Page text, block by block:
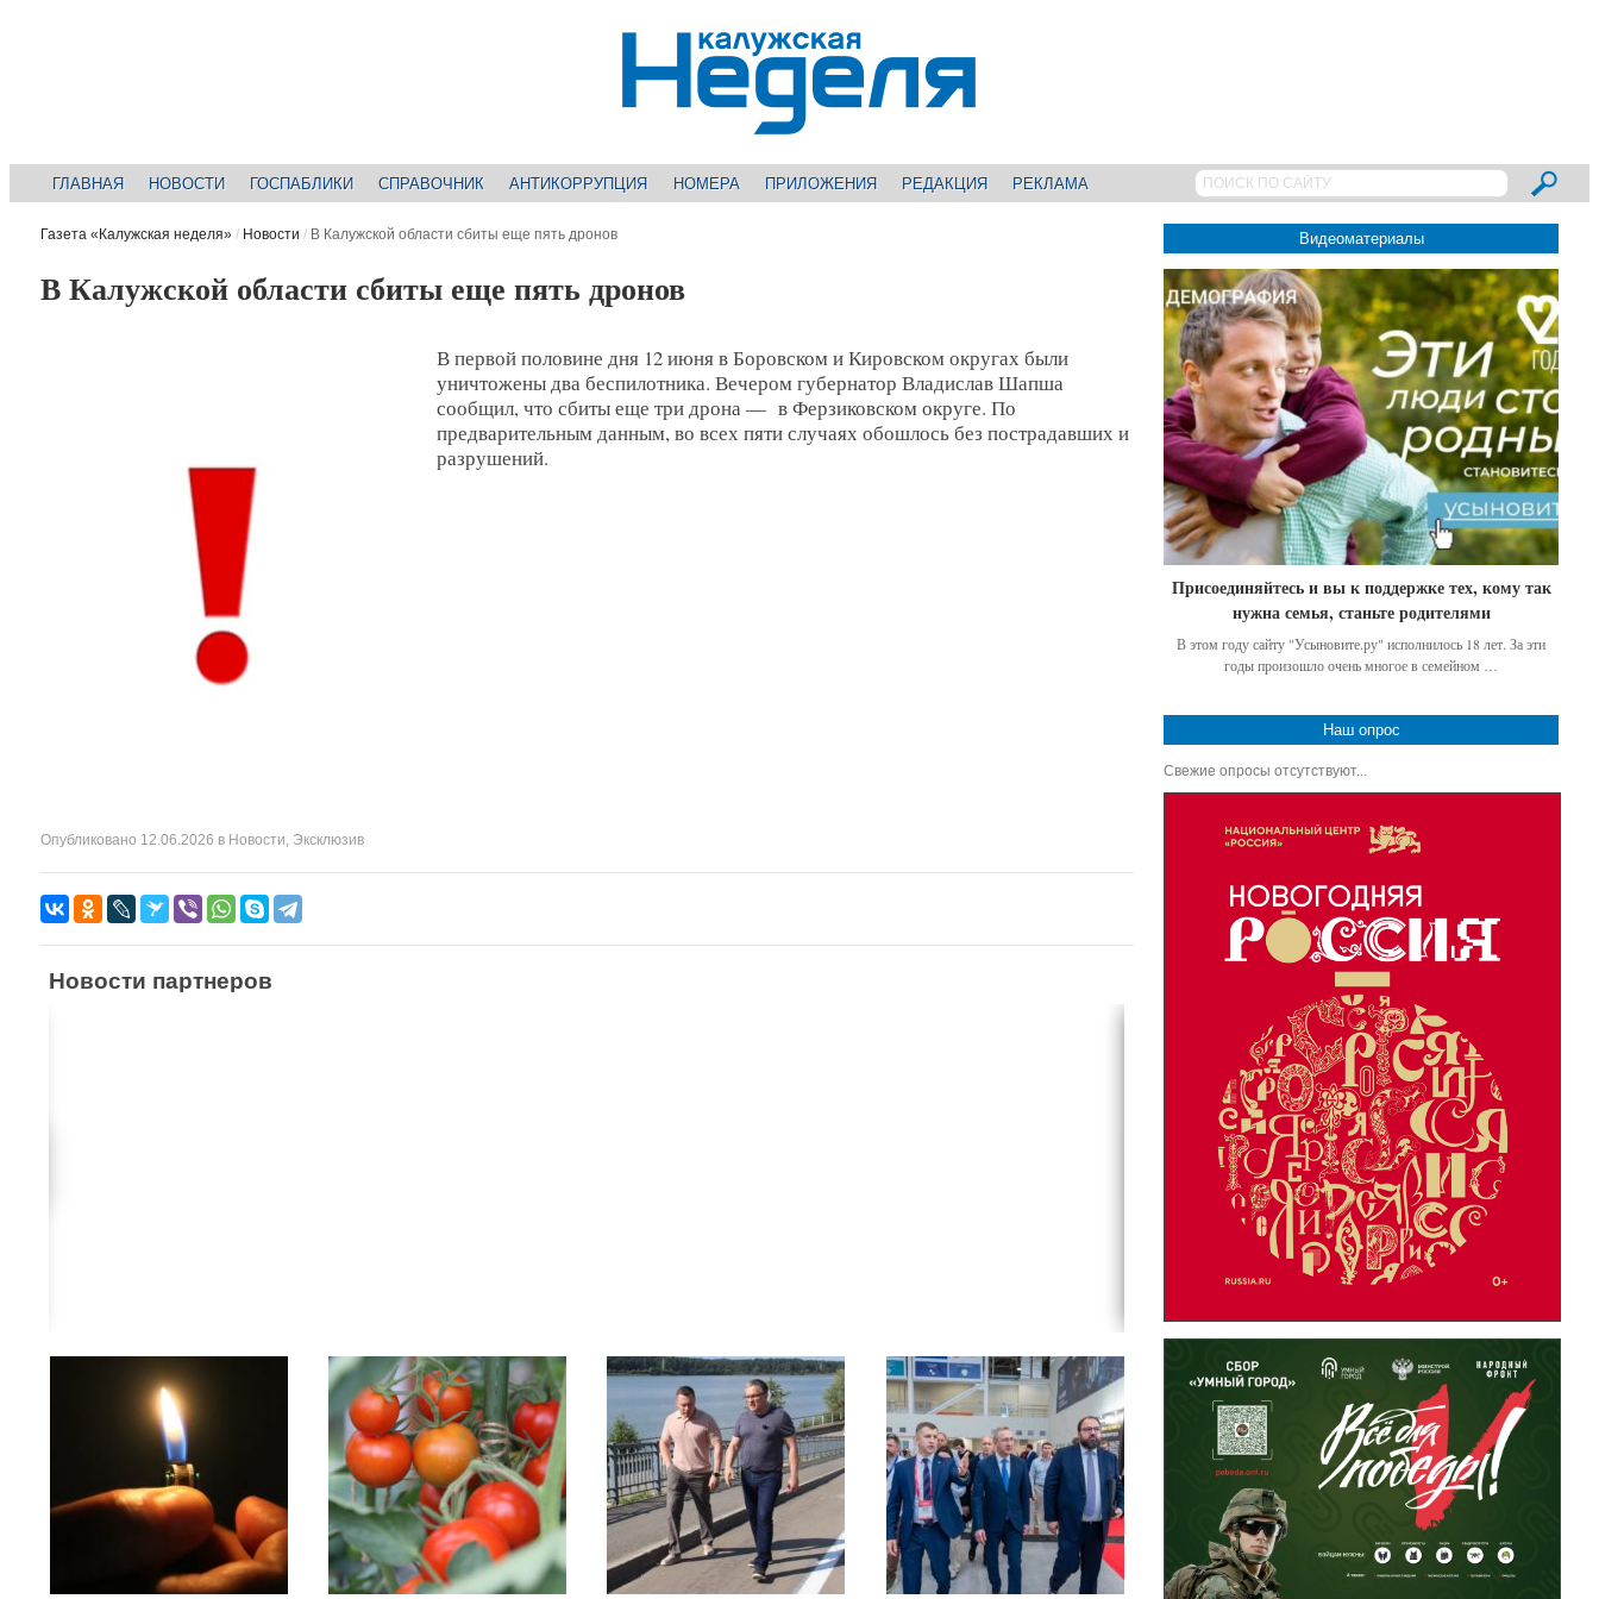
ГЛАВНАЯ НОВОСТИ ГОСПАБЛИКИ СПРАВОЧНИК АНТИКОРРУПЦИЯ НОМЕРА ПРИЛОЖЕНИЯ РЕДАКЦИЯ РЕКЛАМА
Газета «Калужская неделя» / Новости / В Калужской области сбиты еще пять дронов
В Калужской области сбиты еще пять дронов
В первой половине дня 12 июня в Боровском и Кировском округах были
уничтожены два беспилотника. Вечером губернатор Владислав Шапша
сообщил, что сбиты еще три дрона — в Ферзиковском округе. По
предварительным данным, во всех пяти случаях обошлось без пострадавших и
разрушений.
Опубликовано 12.06.2026 в Новости, Эксклюзив
Новости партнеров
Видеоматериалы
Присоединяйтесь и вы к поддержке тех, кому так
нужна семья, станьте родителями
В этом году сайту "Усыновите.ру" исполнилось 18 лет. За эти
годы произошло очень многое в семейном …
Наш опрос
Свежие опросы отсутствуют...